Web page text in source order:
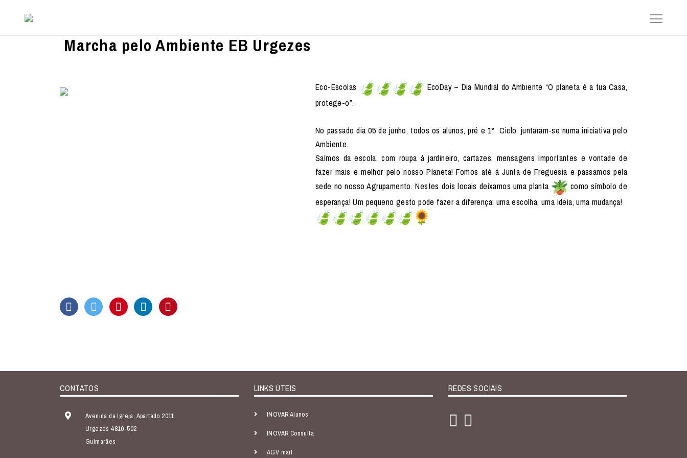
Marcha pelo Ambiente EB Urgezes
Eco-Escolas
EcoDay – Dia Mundial do Ambiente “O planeta é a tua Casa,
protege-o”.
No passado dia 05 de junho, todos os alunos, pré e 1° Ciclo, juntaram-se numa iniciativa pelo
Ambiente.
Saímos da escola, com roupa à jardineiro, cartazes, mensagens importantes e vontade de
fazer mais e melhor pelo nosso Planeta! Fomos até à Junta de Freguesia e passamos pela
sede no nosso Agrupamento. Nestes dois locais deixamos uma planta
como símbolo de
esperança! Um pequeno gesto pode fazer a diferença: uma escolha, uma ideia, uma mudança!
CONTATOS
Avenida da Igreja, Apartado 2011
Urgezes 4810-502
Guimarães
LINKS ÚTEIS
INOVAR Alunos
INOVAR Consulta
AGV mail
REDES SOCIAIS